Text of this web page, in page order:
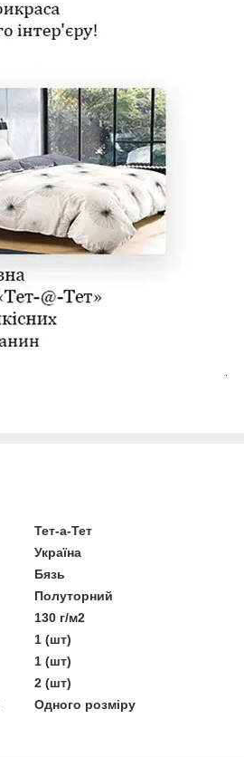
Тет-а-Тет
Україна
Бязь
Полуторний
130 г/м2
1 (шт)
1 (шт)
2 (шт)
Одного розміру